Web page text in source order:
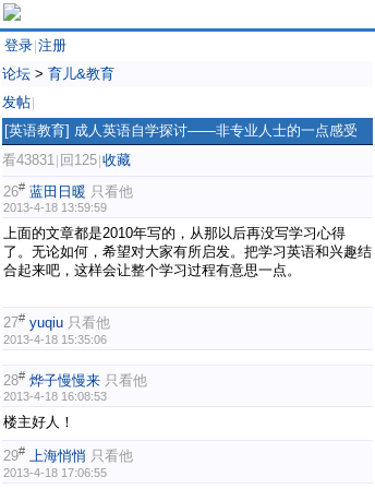
登录 注册
论坛 > 育儿&教育
发帖
[英语教育] 成人英语自学探讨——非专业人士的一点感受
看43831 回125 收藏
26# 蓝田日暖 只看他
2013-4-18 13:59:59
上面的文章都是2010年写的，从那以后再没写学习心得
了。无论如何，希望对大家有所启发。把学习英语和兴趣结
合起来吧，这样会让整个学习过程有意思一点。
27# yuqiu 只看他
2013-4-18 15:35:06
28# 烨子慢慢来 只看他
2013-4-18 16:08:53
楼主好人！
29# 上海悄悄 只看他
2013-4-18 17:06:55